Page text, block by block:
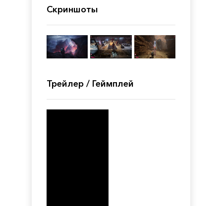
Скриншоты
Трейлер / Геймплей